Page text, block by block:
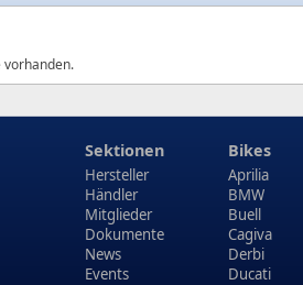
vorhanden.
Sektionen
Hersteller
Händler
Mitglieder
Dokumente
News
Events
Bikes
Aprilia
BMW
Buell
Cagiva
Derbi
Ducati